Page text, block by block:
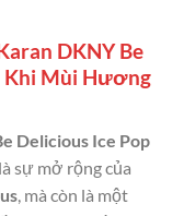
DKNY Be
Khi Mùi Hương
Delicious Ice Pop
sự mở rộng của
, mà còn là một